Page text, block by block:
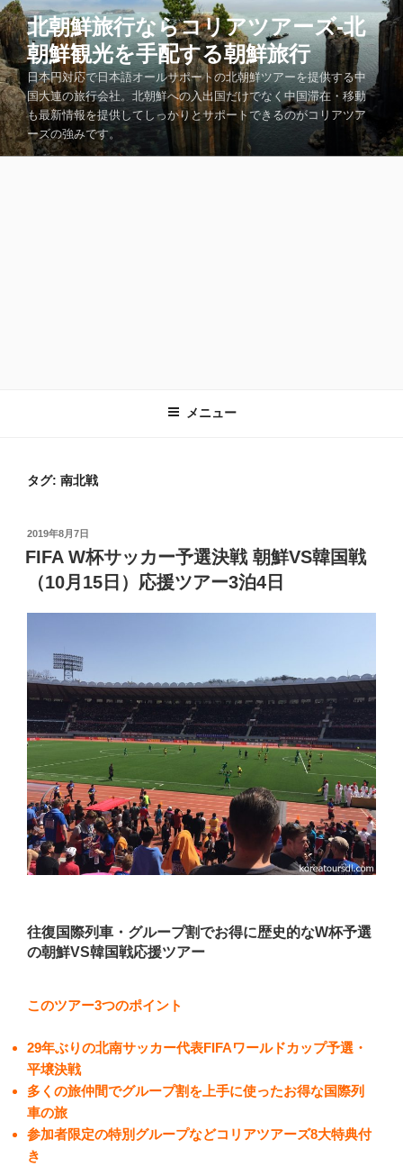
コ
ン
テ
ン
ツ
へ
ス
キ
北朝鮮旅行ならコリアツアーズ-北
朝鮮観光を手配する朝鮮旅行
日本円対応で日本語オールサポートの北朝鮮ツアーを提供する中
国大連の旅行会社。北朝鮮への入出国だけでなく中国滞在・移動
も最新情報を提供してしっかりとサポートできるのがコリアツア
ーズの強みです。
メニュー
タグ: 南北戦
投
稿
日:
2019年8月7日
FIFA W杯サッカー予選決戦 朝鮮VS韓国戦
（10月15日）応援ツアー3泊4日
往復国際列車・グループ割でお得に歴史的なW杯予選
の朝鮮VS韓国戦応援ツアー
このツアー3つのポイント
29年ぶりの北南サッカー代表FIFAワールドカップ予選・
平壌決戦
多くの旅仲間でグループ割を上手に使ったお得な国際列
車の旅
参加者限定の特別グループなどコリアツアーズ8大特典付
き